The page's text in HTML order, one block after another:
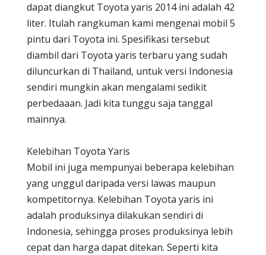
dapat diangkut Toyota yaris 2014 ini adalah 42
liter. Itulah rangkuman kami mengenai mobil 5
pintu dari Toyota ini. Spesifikasi tersebut
diambil dari Toyota yaris terbaru yang sudah
diluncurkan di Thailand, untuk versi Indonesia
sendiri mungkin akan mengalami sedikit
perbedaaan. Jadi kita tunggu saja tanggal
mainnya.
Kelebihan Toyota Yaris
Mobil ini juga mempunyai beberapa kelebihan
yang unggul daripada versi lawas maupun
kompetitornya. Kelebihan Toyota yaris ini
adalah produksinya dilakukan sendiri di
Indonesia, sehingga proses produksinya lebih
cepat dan harga dapat ditekan. Seperti kita